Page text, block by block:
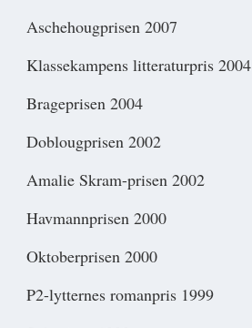
Aschehougprisen 2007
Klassekampens litteraturpris 2004
Brageprisen 2004
Doblougprisen 2002
Amalie Skram-prisen 2002
Havmannprisen 2000
Oktoberprisen 2000
P2-lytternes romanpris 1999